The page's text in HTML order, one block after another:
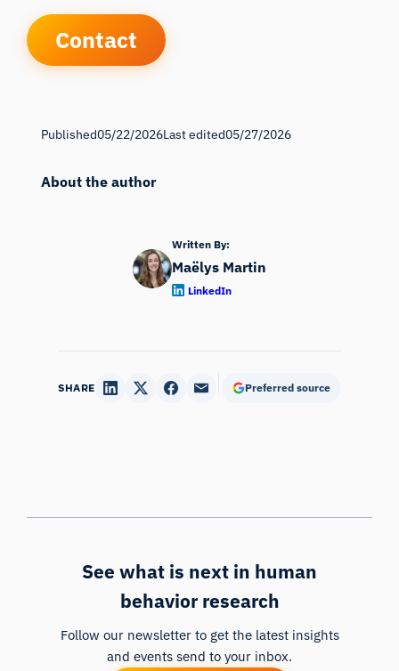
Contact
Published05/22/2026Last edited05/27/2026
About the author
Written By:
Maëlys Martin
LinkedIn
SHARE Preferred source
See what is next in human
behavior research
Follow our newsletter to get the latest insights
and events send to your inbox.